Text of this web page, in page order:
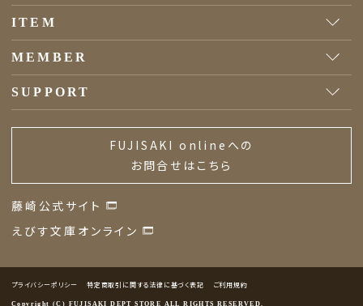
ITEM
MEMBER
SUPPORT
FUJISAKI onlineへの
お問合せはこちら
藤崎公式サイト
えびす文庫オンライン
プライバシーポリシー 特定商取引に関する法律に基づく表記 ご利用規約
Copyright (C) FUJISAKI DEPT STORE ALL RIGHTS RESERVED.